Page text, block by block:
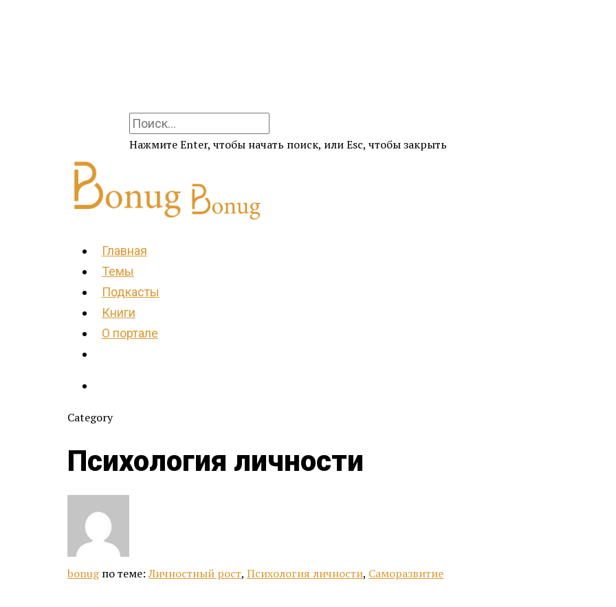
Нажмите Enter, чтобы начать поиск, или Esc, чтобы закрыть
Главная
Темы
Подкасты
Книги
О портале
Category
Психология личности
bonug по теме:Личностный рост, Психология личности, Саморазвитие